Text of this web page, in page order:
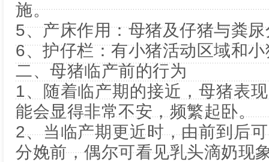
施。
5、产床作用：母猪及仔猪与粪
6、护仔栏：有小猪活动区域和
二、母猪临产前的行为
1、随着临产期的接近，母猪表
能会显得非常不安，频繁起卧。
2、当临产期更近时，由前到后
分娩前，偶尔可看见乳头滴奶现